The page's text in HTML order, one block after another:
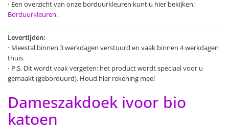
Een overzicht van onze borduurkleuren kunt u hier bekijken:
Borduurkleuren.
Levertijden:
Meestal binnen 3 werkdagen verstuurd en vaak binnen 4 werkdagen
thuis.
P.S. Dit wordt vaak vergeten: het product wordt speciaal voor u
gemaakt (geborduurd). Houd hier rekening mee!
Dameszakdoek ivoor bio
katoen